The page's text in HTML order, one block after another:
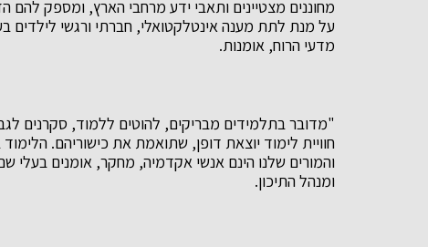
מחוננים מצטיינים ותאבי ידע מרחבי הארץ, ומספק להם
על מנת לתת מענה אינטלקטואלי, חברתי ורגשי לילדים
מדעי הרוח, אומנות.
"מדובר בתלמידים מבריקים, להוטים ללמוד, סקרנים
חוויית לימוד יוצאת דופן, שתואמת את כישוריהם.
והמורים שלנו הינם אנשי אקדמיה, מחקר, אומנים בעלי
ומנהל התיכון.